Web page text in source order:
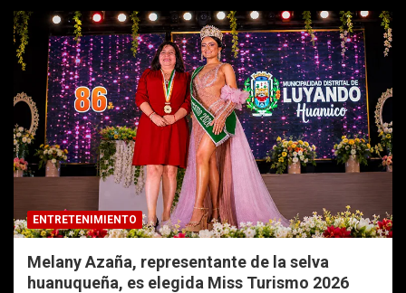
ENTRETENIMIENTO
Melany Azaña, representante de la selva
huanuqueña, es elegida Miss Turismo 2026